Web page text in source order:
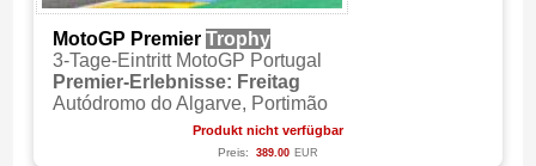
MotoGP Premier Trophy
3-Tage-Eintritt MotoGP Portugal
Premier-Erlebnisse: Freitag
Autódromo do Algarve, Portimão
Produkt nicht verfügbar
Preis: 389.00 EUR